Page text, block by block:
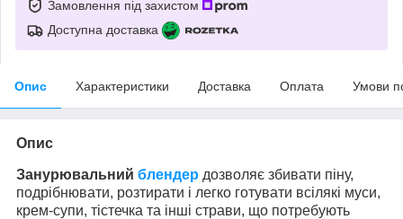
Замовлення під захистом
Доступна доставка
Опис Характеристики Доставка Оплата Умови
Опис
Занурювальний блендер дозволяє збивати піну,
подрібнювати, розтирати і легко готувати всілякі муси,
крем-супи, тістечка та інші страви, що потребують